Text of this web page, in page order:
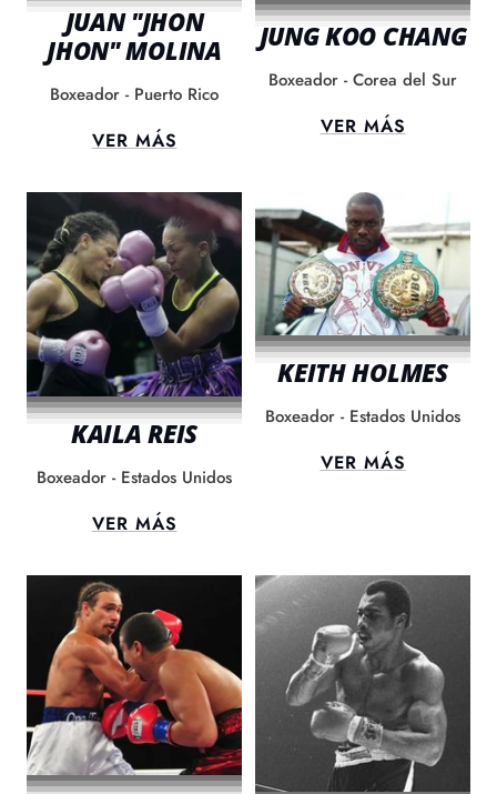
JUAN "JHON
JHON" MOLINA
Boxeador - Puerto Rico
VER MÁS
JUNG KOO CHANG
Boxeador - Corea del Sur
VER MÁS
KAILA REIS
Boxeador - Estados Unidos
VER MÁS
KEITH HOLMES
Boxeador - Estados Unidos
VER MÁS